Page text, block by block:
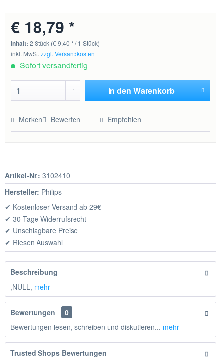
€ 18,79 *
Inhalt:2 Stück (€ 9,40 * / 1 Stück)
inkl. MwSt.zzgl. Versandkosten
Sofort versandfertig
In den Warenkorb
Merken Bewerten Empfehlen
Artikel-Nr.: 3102410
Hersteller: Philips
✔ Kostenloser Versand ab 29€
✔ 30 Tage Widerrufsrecht
✔ Unschlagbare Preise
✔ Riesen Auswahl
Beschreibung
,NULL, mehr
Bewertungen
0
Bewertungen lesen, schreiben und diskutieren... mehr
Trusted Shops Bewertungen